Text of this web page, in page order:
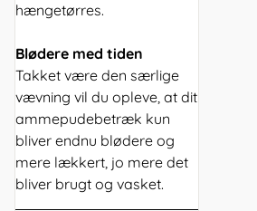
hængetørres.
Blødere med tiden
Takket være den særlige
vævning vil du opleve, at dit
ammepudebetræk kun
bliver endnu blødere og
mere lækkert, jo mere det
bliver brugt og vasket.